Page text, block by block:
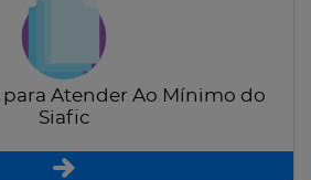
para Atender Ao Mínimo do
Siafic